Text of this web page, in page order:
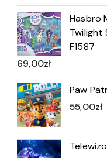
Hasbro
Twilight
F1587
69,00zł
Paw
55,00zł